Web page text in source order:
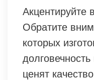
Акцентируйте
Обратите
которых
ценят